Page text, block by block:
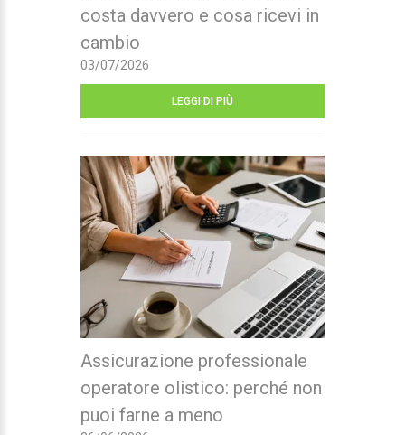
costa davvero e cosa ricevi in
cambio
03/07/2026
LEGGI DI PIÙ
Assicurazione professionale
operatore olistico: perché non
puoi farne a meno